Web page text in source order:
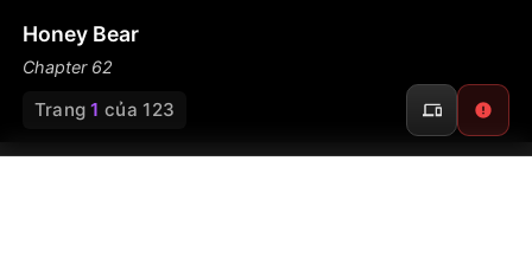
Honey Bear
Chapter 62
Trang1 của 123